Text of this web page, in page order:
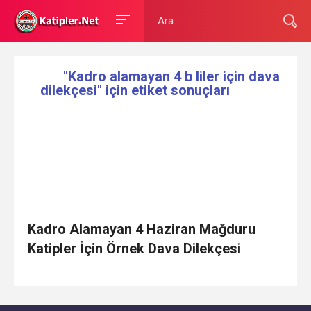
"Kadro alamayan 4 b liler için dava
dilekçesi" için etiket sonuçları
Kadro Alamayan 4 Haziran Mağduru
Katipler İçin Örnek Dava Dilekçesi